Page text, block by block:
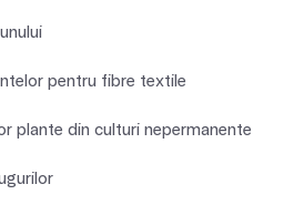
pentru fibre textile
plante din culturi nepermanente